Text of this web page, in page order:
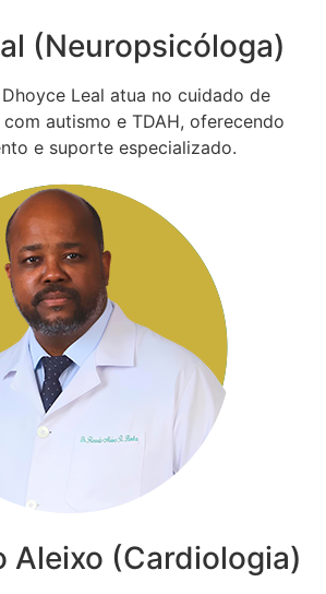
(Neuropsicóloga)
Leal atua no cuidado de
autismo e TDAH, oferecendo
e suporte especializado.
Aleixo (Cardiologia)